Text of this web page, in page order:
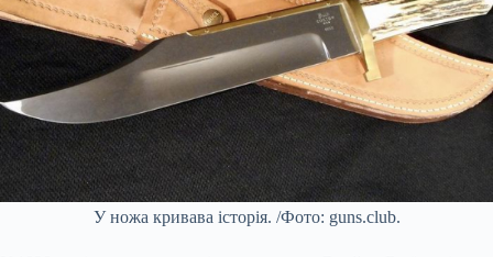
У ножа кривава історія. /Фото: guns.club.